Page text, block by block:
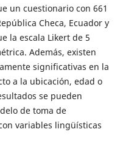
un cuestionario con 661
Checa, Ecuador y
la escala Likert de 5
Además, existen
significativas en la
a la ubicación, edad o
se pueden
de toma de
variables lingüísticas